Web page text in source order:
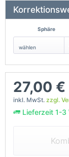
Sphäre
27,00 €
inkl. MwSt. zzgl.
Lieferzeit 1-3